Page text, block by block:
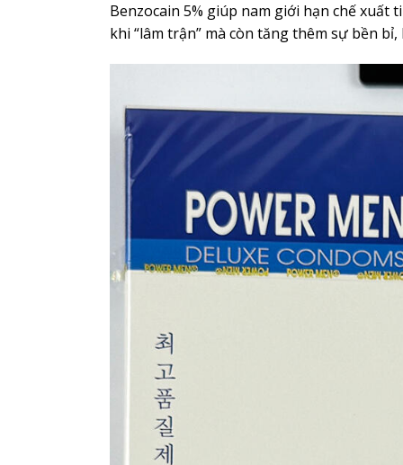
Benzocain 5% giúp nam giới hạn chế xuất
khi “lâm trận” mà còn tăng thêm sự bền